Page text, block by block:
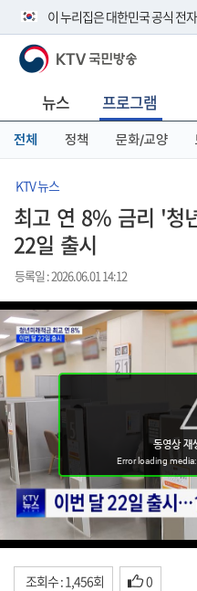
이 누리집은 대한민국 공식 전
공식 누리집 주소 확인하기
니다.
이밖에 or.kr 또는 .kr등 다른 도
서 도메인 주소를 확인해 보세요
KTV 국민방송
뉴스 프로그램
전체 정책 문화/교양
KTV 뉴스
최고 연 8% 금리 '청
22일 출시
등록일 : 2026.06.01 14:12
조회수 : 1,456회 0